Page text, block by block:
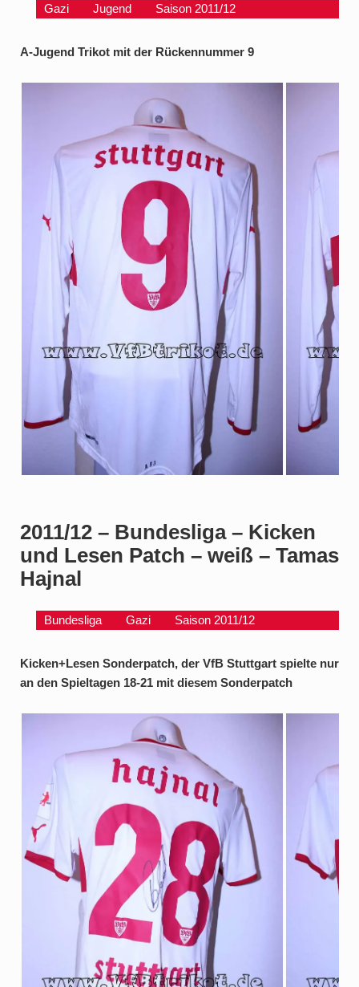
Gazi Jugend Saison 2011/12
A-Jugend Trikot mit der Rückennummer 9
2011/12 – Bundesliga – Kicken
und Lesen Patch – weiß – Tamas
Hajnal
Bundesliga Gazi Saison 2011/12
Kicken+Lesen Sonderpatch, der VfB Stuttgart spielte nur
an den Spieltagen 18-21 mit diesem Sonderpatch